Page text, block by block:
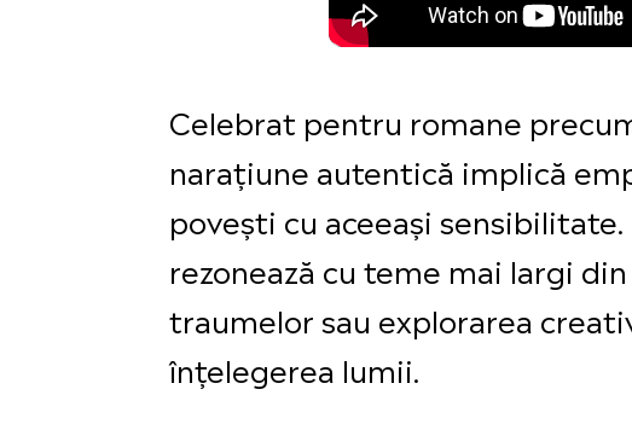
Celebrat pentru romane
narațiune autentică implică
povești cu aceeași
rezonează cu teme mai largi
traumelor sau explorarea
înțelegerea lumii.